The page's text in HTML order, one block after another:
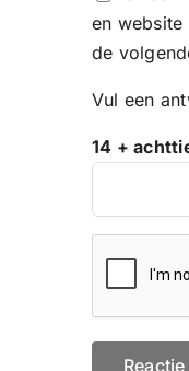
en
de
Vul een
14 +